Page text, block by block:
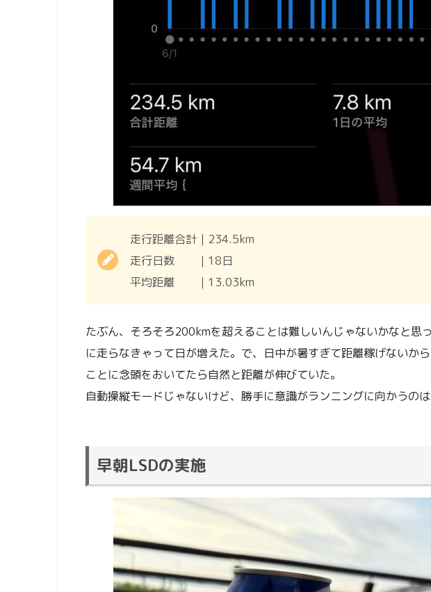
走行距離合計｜234.5km
走行日数 ｜18日
平均距離 ｜13.03km
たぶん、そろそろ200kmを超えることは難しいんじゃないかなと思
に走らなきゃって日が増えた。で、日中が暑すぎて距離稼げないか
ことに念頭をおいてたら自然と距離が伸びていた。
自動操縦モードじゃないけど、勝手に意識がランニングに向かうのは
早朝LSDの実施